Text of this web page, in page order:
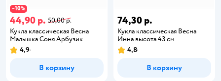
−10%
44,90 р. 50,00 р.
Кукла классическая Весна
Малышка Соня Арбузик
4,9
В корзину
74,30 р.
Кукла классическая Весна
Инна высота 43 см
4,8
В корзину